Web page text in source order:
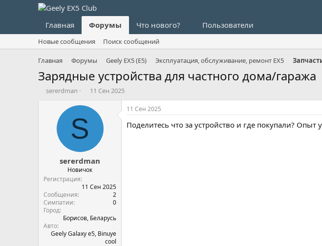
Главная Форумы Что нового? Пользователи
Новые сообщения Поиск сообщений
Главная Форумы Geely EX5 (E5) Эксплуатация, обслуживание, ремонт EX5
Зарядные устройства для частного дома/гаража
А
sererdman
Д
т
а
л
а
11 Сен 2025
S
sererdman
Новичок
Регистрация
11 Сен 2025
Сообщения
2
Симпатии
0
Город
Борисов, Беларусь
Авто
Geely Galaxy e5, Binuye
cool
11 Сен 2025
Поделитесь что за устройство и где покупали?